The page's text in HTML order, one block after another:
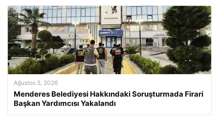
Ağustos 5, 2026
Menderes Belediyesi Hakkındaki Soruşturmada Firari
Başkan Yardımcısı Yakalandı